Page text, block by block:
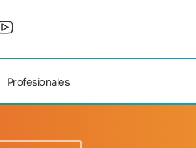
Profesionales